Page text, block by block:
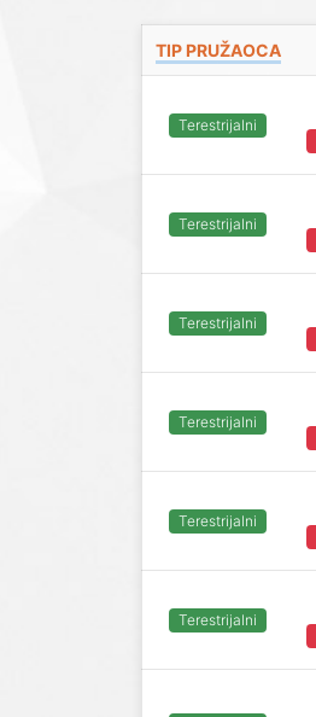
TIP PRUŽAOCA
Terestrijalni
Terestrijalni
Terestrijalni
Terestrijalni
Terestrijalni
Terestrijalni